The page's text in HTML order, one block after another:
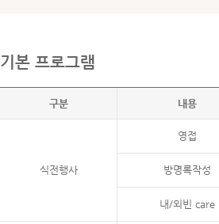
기본 프로그램
구분 내용
식전행사
영접
방명록작성
내/외빈 care